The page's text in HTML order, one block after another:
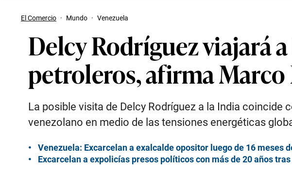
El Comercio · Mundo · Venezuela
Delcy Rodríguez viajará
petroleros, afirma
La posible visita de Delcy Rodríguez a la India coincide
venezolano en medio de las tensiones energéticas
Venezuela: Excarcelan a exalcalde opositor luego de 16 meses
Excarcelan a expolicías presos políticos con más de 20 años